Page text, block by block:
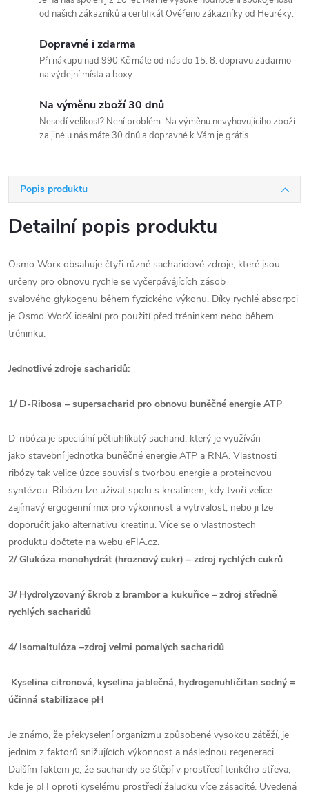
od našich zákazníků a certifikát Ověřeno zákazníky od Heuréky.
Dopravné i zdarma
Při nákupu nad 990 Kč máte od nás do 15. 8. dopravu zadarmo
na výdejní místa a boxy.
Na výměnu zboží 30 dnů
Nesedí velikost? Není problém. Na výměnu nevyhovujícího zboží
za jiné u nás máte 30 dnů a dopravné k Vám je grátis.
Popis produktu
Detailní popis produktu
Osmo Worx obsahuje čtyři různé sacharidové zdroje, které jsou
určeny pro obnovu rychle se vyčerpávájících zásob
svalového glykogenu během fyzického výkonu. Díky rychlé absorpci
je Osmo WorX ideální pro použití před tréninkem nebo během
tréninku.
Jednotlivé zdroje sacharidů:
1/ D-Ribosa – supersacharid pro obnovu buněčné energie ATP
D-ribóza je speciální pětiuhlíkatý sacharid, který je využíván
jako stavební jednotka buněčné energie ATP a RNA. Vlastnosti
ribózy tak velice úzce souvisí s tvorbou energie a proteinovou
syntézou. Ribózu lze užívat spolu s kreatinem, kdy tvoří velice
zajímavý ergogenní mix pro výkonnost a vytrvalost, nebo ji lze
doporučit jako alternativu kreatinu. Více se o vlastnostech
produktu dočtete na webu eFIA.cz.
2/ Glukóza monohydrát (hroznový cukr) – zdroj rychlých cukrů
3/ Hydrolyzovaný škrob z brambor a kukuřice – zdroj středně
rychlých sacharidů
4/ Isomaltulóza –zdroj velmi pomalých sacharidů
Kyselina citronová, kyselina jablečná, hydrogenuhličitan sodný =
účinná stabilizace pH
Je známo, že překyselení organizmu způsobené vysokou zátěží, je
jedním z faktorů snižujících výkonnost a následnou regeneraci.
Dalším faktem je, že sacharidy se štěpí v prostředí tenkého střeva,
kde je pH oproti kyselému prostředí žaludku více zásadité. Uvedená